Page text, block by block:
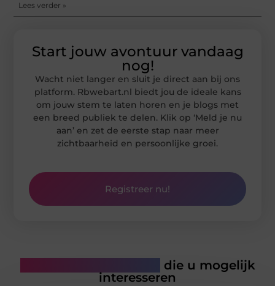
Lees verder »
Start jouw avontuur vandaag
nog!
Wacht niet langer en sluit je direct aan bij ons
platform. Rbwebart.nl biedt jou de ideale kans
om jouw stem te laten horen en je blogs met
een breed publiek te delen. Klik op ‘Meld je nu
aan’ en zet de eerste stap naar meer
zichtbaarheid en persoonlijke groei.
Registreer nu!
die u mogelijk
interesseren